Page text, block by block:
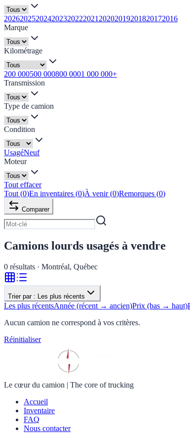
202620252024202320222021 20202019201820172016
Marque
Kilométrage
200 000500 000800 0001 000 000+
Transmission
Type de camion
Condition
UsagéNeuf
Moteur
Tout effacer
Tout (0)En inventaires (0)À venir (0)Remorques (0)
Comparer
Camions lourds usagés à vendre
0 résultats · Montréal, Québec
Trier par : Les plus récents
Les plus récentsAnnée (récent → ancien)Prix (bas → haut)
Aucun camion ne correspond à vos critères.
Réinitialiser
Le cœur du camion | The core of trucking
Accueil
Inventaire
FAQ
Nous contacter